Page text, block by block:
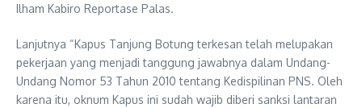
Ilham Kabiro Reportase Palas.
Lanjutnya “Kapus Tanjung Botung terkesan telah melupakan
pekerjaan yang menjadi tanggung jawabnya dalam Undang-
Undang Nomor 53 Tahun 2010 tentang Kedispilinan PNS. Oleh
karena itu, oknum Kapus ini sudah wajib diberi sanksi lantaran